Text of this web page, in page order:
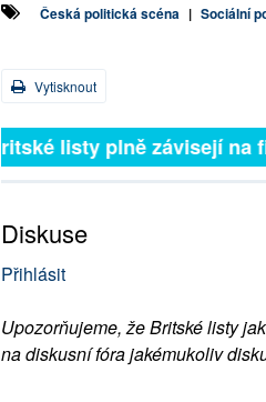
Česká politická scéna | Sociální
Vytisknout
Britské listy plně závisejí
Diskuse
Přihlásit
Upozorňujeme, že Britské listy
na diskusní fóra jakémukoliv